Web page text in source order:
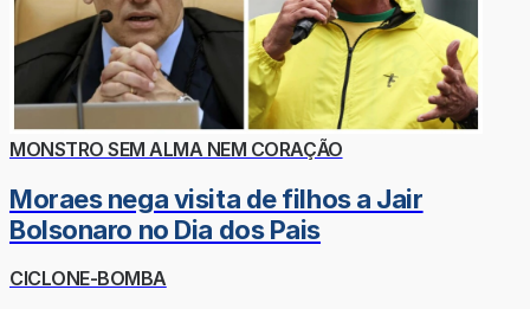
MONSTRO SEM ALMA NEM CORAÇÃO
Moraes nega visita de filhos a Jair
Bolsonaro no Dia dos Pais
CICLONE-BOMBA